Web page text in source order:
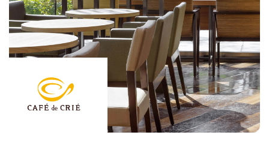
新着情報
KEURIGのある生活
KEURIGの始め方